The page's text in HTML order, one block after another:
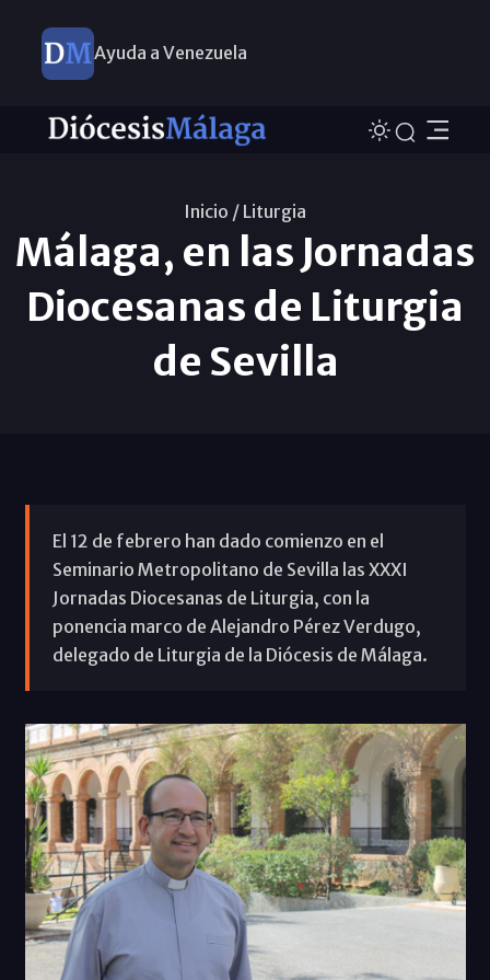
Ayuda a Venezuela
Inicio / Liturgia
Málaga, en las Jornadas
Diocesanas de Liturgia
de Sevilla
El 12 de febrero han dado comienzo en el
Seminario Metropolitano de Sevilla las XXXI
Jornadas Diocesanas de Liturgia, con la
ponencia marco de Alejandro Pérez Verdugo,
delegado de Liturgia de la Diócesis de Málaga.